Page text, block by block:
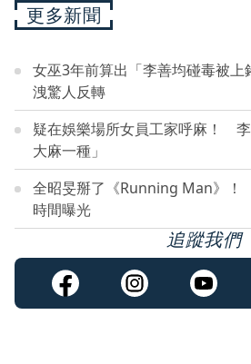
更多新聞
女巫3年前算出「李善均碰毒被
洩驚人反轉
疑在娛樂場所女員工家呼麻！
大麻一種」
全昭旻掰了《Running Man》
時間曝光
追蹤我們